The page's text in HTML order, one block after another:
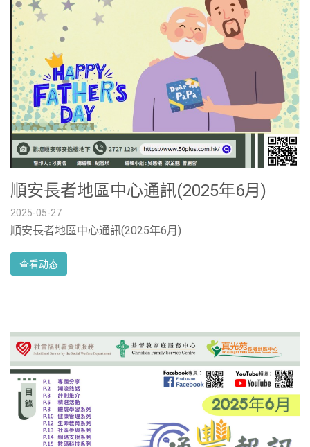
順安長者地區中心通訊(2025年6月)
2025-05-27
順安長者地區中心通訊(2025年6月)
查看动态